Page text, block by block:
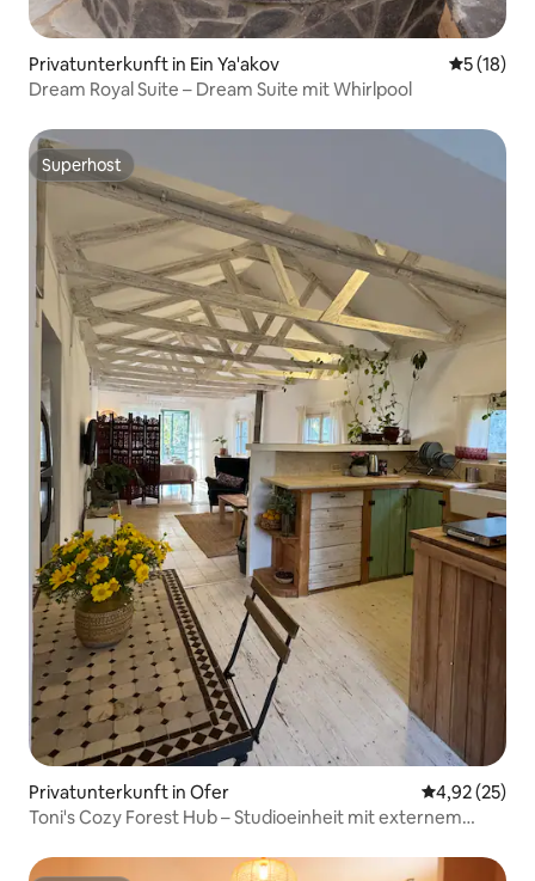
Privatunterkunft in Ein Ya'akov
5 (18)
Dream Royal Suite – Dream Suite mit Whirlpool
Superhost
Superhost
Privatunterkunft in Ofer
4,92 (25)
Toni's Cozy Forest Hub – Studioeinheit mit externem